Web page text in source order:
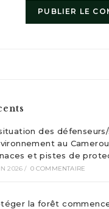
des
au
et pistes de
2026 / 0 COMMENTAIRE
la forêt